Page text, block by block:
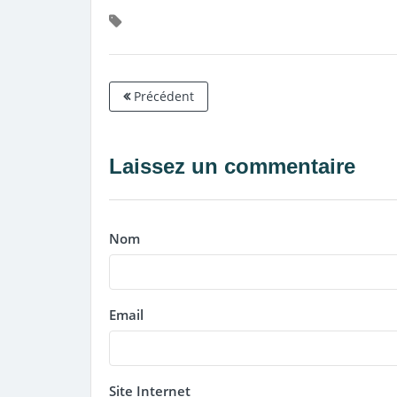
Précédent
Laissez un commentaire
Nom
Email
Site Internet